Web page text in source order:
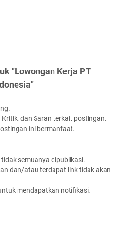
"Lowongan Kerja PT
dan Saran terkait postingan.
ini bermanfaat.
semuanya dipublikasi.
dan/atau terdapat link tidak akan
mendapatkan notifikasi.